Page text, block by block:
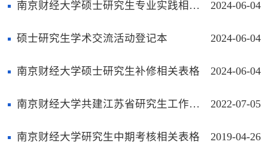
2024-06-04
南京财经大学硕士研究生专业实践相关表格
2024-06-04
硕士研究生学术交流活动登记本
2024-06-04
南京财经大学硕士研究生补修相关表格
2022-07-05
南京财经大学共建江苏省研究生工作站合作协议
2019-04-26
南京财经大学研究生中期考核相关表格